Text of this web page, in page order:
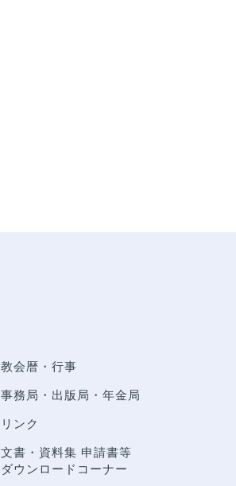
教会暦・行事
事務局・出版局・年金局
リンク
文書・資料集 申請書等
ダウンロードコーナー